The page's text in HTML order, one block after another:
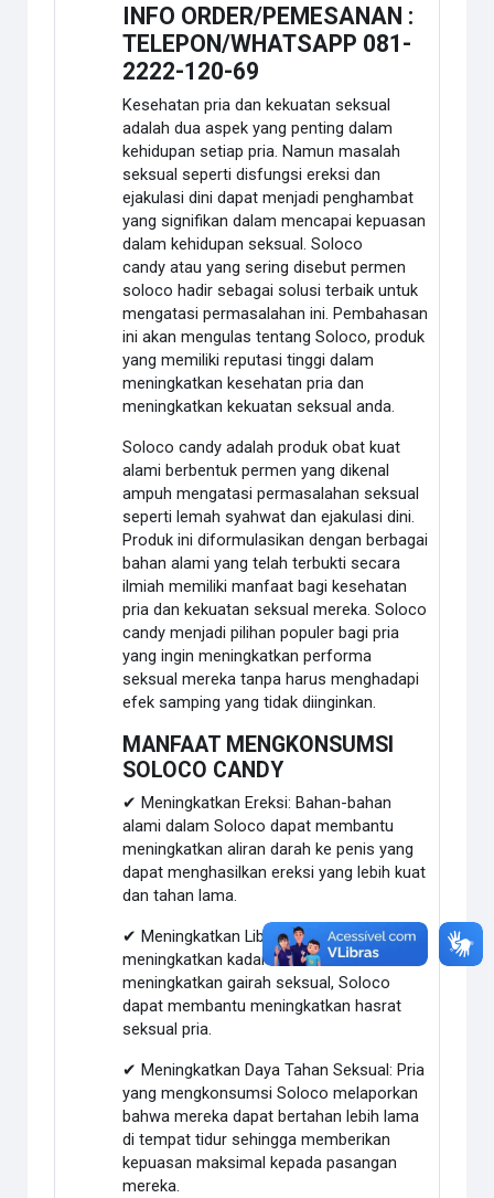
INFO ORDER/PEMESANAN :
TELEPON/WHATSAPP 081-
2222-120-69
Kesehatan pria dan kekuatan seksual
adalah dua aspek yang penting dalam
kehidupan setiap pria. Namun masalah
seksual seperti disfungsi ereksi dan
ejakulasi dini dapat menjadi penghambat
yang signifikan dalam mencapai kepuasan
dalam kehidupan seksual. Soloco
candy atau yang sering disebut permen
soloco hadir sebagai solusi terbaik untuk
mengatasi permasalahan ini. Pembahasan
ini akan mengulas tentang Soloco, produk
yang memiliki reputasi tinggi dalam
meningkatkan kesehatan pria dan
meningkatkan kekuatan seksual anda.
Soloco candy adalah produk obat kuat
alami berbentuk permen yang dikenal
ampuh mengatasi permasalahan seksual
seperti lemah syahwat dan ejakulasi dini.
Produk ini diformulasikan dengan berbagai
bahan alami yang telah terbukti secara
ilmiah memiliki manfaat bagi kesehatan
pria dan kekuatan seksual mereka. Soloco
candy menjadi pilihan populer bagi pria
yang ingin meningkatkan performa
seksual mereka tanpa harus menghadapi
efek samping yang tidak diinginkan.
MANFAAT MENGKONSUMSI
SOLOCO CANDY
✔ Meningkatkan Ereksi: Bahan-bahan
alami dalam Soloco dapat membantu
meningkatkan aliran darah ke penis yang
dapat menghasilkan ereksi yang lebih kuat
dan tahan lama.
✔ Meningkatkan Libido: Dengan
meningkatkan kadar testosteron dan
meningkatkan gairah seksual, Soloco
dapat membantu meningkatkan hasrat
seksual pria.
✔ Meningkatkan Daya Tahan Seksual: Pria
yang mengkonsumsi Soloco melaporkan
bahwa mereka dapat bertahan lebih lama
di tempat tidur sehingga memberikan
kepuasan maksimal kepada pasangan
mereka.